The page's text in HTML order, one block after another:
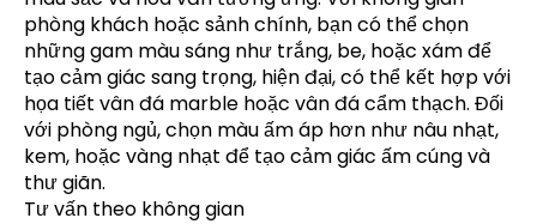
phòng khách hoặc sảnh chính, bạn có thể chọn
những gam màu sáng như trắng, be, hoặc xám để
tạo cảm giác sang trọng, hiện đại, có thể kết hợp với
họa tiết vân đá marble hoặc vân đá cẩm thạch. Đối
với phòng ngủ, chọn màu ấm áp hơn như nâu nhạt,
kem, hoặc vàng nhạt để tạo cảm giác ấm cúng và
thư giãn.
Tư vấn theo không gian